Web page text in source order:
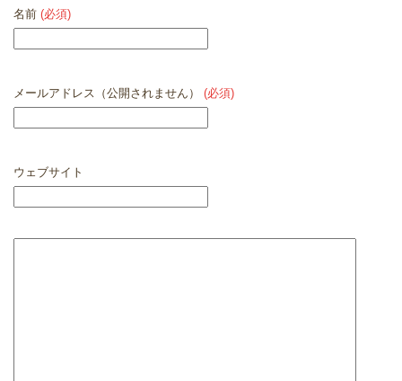
名前 (必須)
メールアドレス（公開されません） (必須)
ウェブサイト